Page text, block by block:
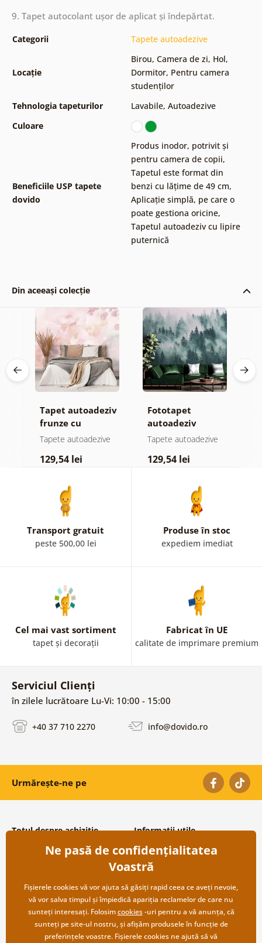
9. Tapet autocolant ușor de aplicat și îndepărtat.
Categorii Tapete autoadezive
Locație
Birou, Camera de zi, Hol,
Dormitor, Pentru camera
studenților
Tehnologia tapeturilor
Lavabile, Autoadezive
Culoare
Beneficiile USP tapete
dovido
Produs inodor, potrivit și
pentru camera de copii,
Tapetul este format din
benzi cu lățime de 49 cm,
Aplicație simplă, pe care o
poate gestiona oricine,
Tapetul autoadeziv cu lipire
puternică
Din aceeași colecție
Tapet autoadeziv
frunze cu
atingere
Tapete autoadezive
129,54 lei
Fototapet
autoadeziv
pădure în ceață
Tapete autoadezive
129,54 lei
Transport gratuit
peste 500,00 lei
Produse în stoc
expediem imediat
Cel mai vast sortiment
tapet și decorații
Fabricat în UE
calitate de imprimare premium
Serviciul Clienți
în zilele lucrătoare Lu-Vi: 10:00 - 15:00
+40 37 710 2270 info@dovido.ro
Urmărește-ne pe
Totul despre achiziție
Condiții și termeni generali
Protecția datelor personale
Transport și modalități de plată
Returnare
Informații utile
Despre noi
Întrebări frecvente
Contacte
Cooperare angro
Ne pasă de confidențialitatea
Voastră
Fișierele cookies vă vor ajuta să găsiți rapid ceea ce aveți nevoie,
vă vor salva timpul și împiedică apariția reclamelor de care nu
sunteți interesați. Folosimcookies-uri pentru a vă anunța, că
sunteți pe site-ul nostru, și afișăm produsele în funcție de
preferințele voastre. Fișierele cookies ne ajută să vă